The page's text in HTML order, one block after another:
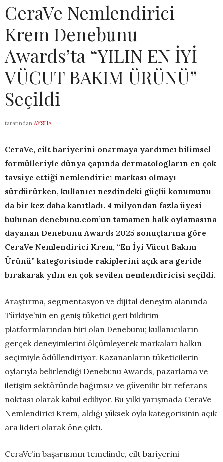
CeraVe Nemlendirici
Krem Denebunu
Awards’ta “YILIN EN İYİ
VÜCUT BAKIM ÜRÜNÜ”
Seçildi
tarafından AYSHA
CeraVe, cilt bariyerini onarmaya yardımcı bilimsel
formülleriyle dünya çapında dermatologların en çok
tavsiye ettiği nemlendirici markası olmayı
sürdürürken, kullanıcı nezdindeki güçlü konumunu
da bir kez daha kanıtladı. 4 milyondan fazla üyesi
bulunan denebunu.com’un tamamen halk oylamasına
dayanan Denebunu Awards 2025 sonuçlarına göre
CeraVe Nemlendirici Krem, “En İyi Vücut Bakım
Ürünü” kategorisinde rakiplerini açık ara geride
bırakarak yılın en çok sevilen nemlendiricisi seçildi.
Araştırma, segmentasyon ve dijital deneyim alanında
Türkiye’nin en geniş tüketici geri bildirim
platformlarından biri olan Denebunu; kullanıcıların
gerçek deneyimlerini ölçümleyerek markaları halkın
seçimiyle ödüllendiriyor. Kazananların tüketicilerin
oylarıyla belirlendiği Denebunu Awards, pazarlama ve
iletişim sektöründe bağımsız ve güvenilir bir referans
noktası olarak kabul ediliyor. Bu yılki yarışmada CeraVe
Nemlendirici Krem, aldığı yüksek oyla kategorisinin açık
ara lideri olarak öne çıktı.
CeraVe’in başarısının temelinde, cilt bariyerini